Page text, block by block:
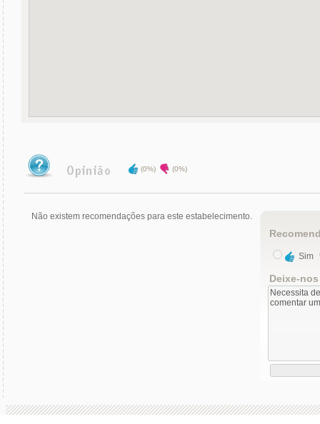
(0%) (0%)
Não existem recomendações para este estabelecimento.
Sim
Deixe-